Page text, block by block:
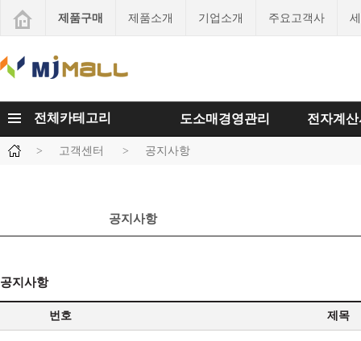
제품구매 제품소개 기업소개 주요고객사
전체카테고리 도소매경영관리 전자계
> 고객센터 > 공지사항
공지사항
공지사항
번호 제목